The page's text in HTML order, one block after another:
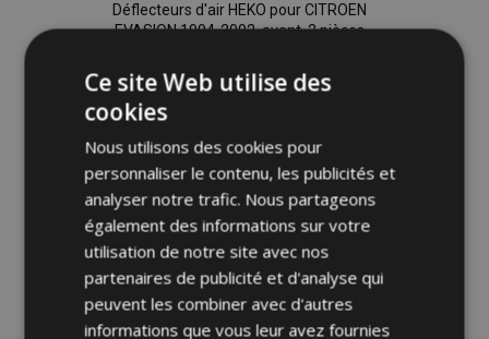
Déflecteurs d'air HEKO pour CITROEN
EVASION 1994-2002, avant, 2 pièces
à la
liste
d'achats
Ce site Web utilise des
cookies
Nous utilisons des cookies pour
personnaliser le contenu, les publicités et
analyser notre trafic. Nous partageons
également des informations sur votre
utilisation de notre site avec nos
partenaires de publicité et d'analyse qui
peuvent les combiner avec d'autres
informations que vous leur avez fournies